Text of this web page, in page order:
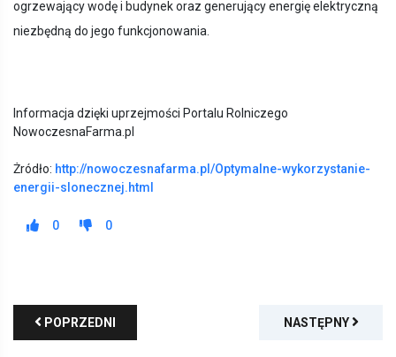
ogrzewający wodę i budynek oraz generujący energię elektryczną
niezbędną do jego funkcjonowania.
Informacja dzięki uprzejmości Portalu Rolniczego
NowoczesnaFarma.pl
Żródło: http://nowoczesnafarma.pl/Optymalne-wykorzystanie-
energii-slonecznej.html
0 0
POPRZEDNI NASTĘPNY